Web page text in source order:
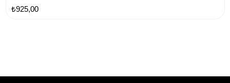
₺925,00